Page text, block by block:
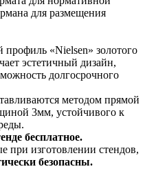
для размещения
«Nielsen» золотого
эстетичный дизайн,
долгосрочного
методом прямой
3мм, устойчивого к
бесплатное.
при изготовлении стендов,
безопасны.